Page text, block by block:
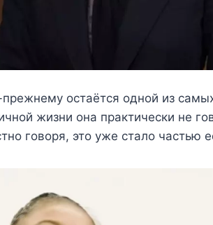
остаётся одной из
жизни она практически не
говоря, это уже стало частью